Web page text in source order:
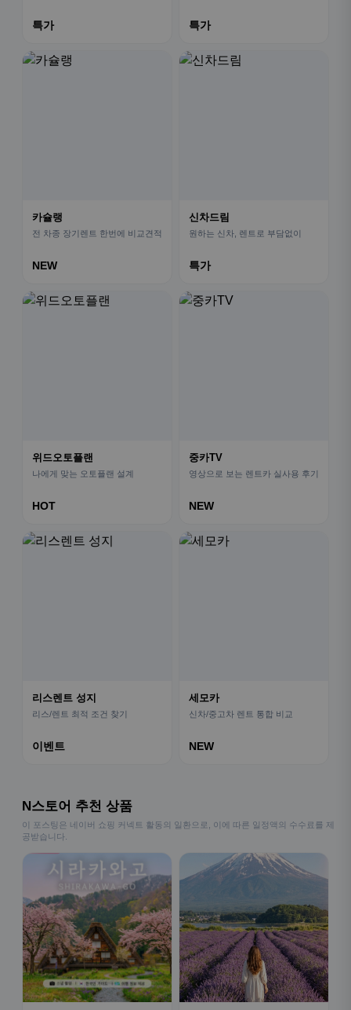
특가 특가
카슐랭
전 차종 장기렌트 한번에 비교견적
NEW
신차드림
원하는 신차, 렌트로 부담없이
특가
위드오토플랜
나에게 맞는 오토플랜 설계
HOT
중카TV
영상으로 보는 렌트카 실사용 후기
NEW
리스렌트 성지
리스/렌트 최적 조건 찾기
이벤트
세모카
신차/중고차 렌트 통합 비교
NEW
N스토어 추천 상품
이 포스팅은 네이버 쇼핑 커넥트 활동의 일환으로, 이에 따른 일정액의 수수료를 제
공받습니다.